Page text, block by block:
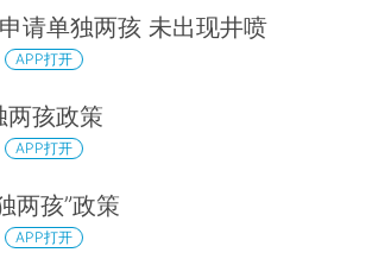
请单独两孩 未出现井喷
APP打开
两孩政策
APP打开
两孩”政策
APP打开